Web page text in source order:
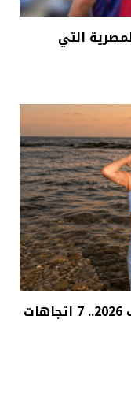
التي
صيحات وتريندات الموضة في صيف 2026.. 7 اتجاهات